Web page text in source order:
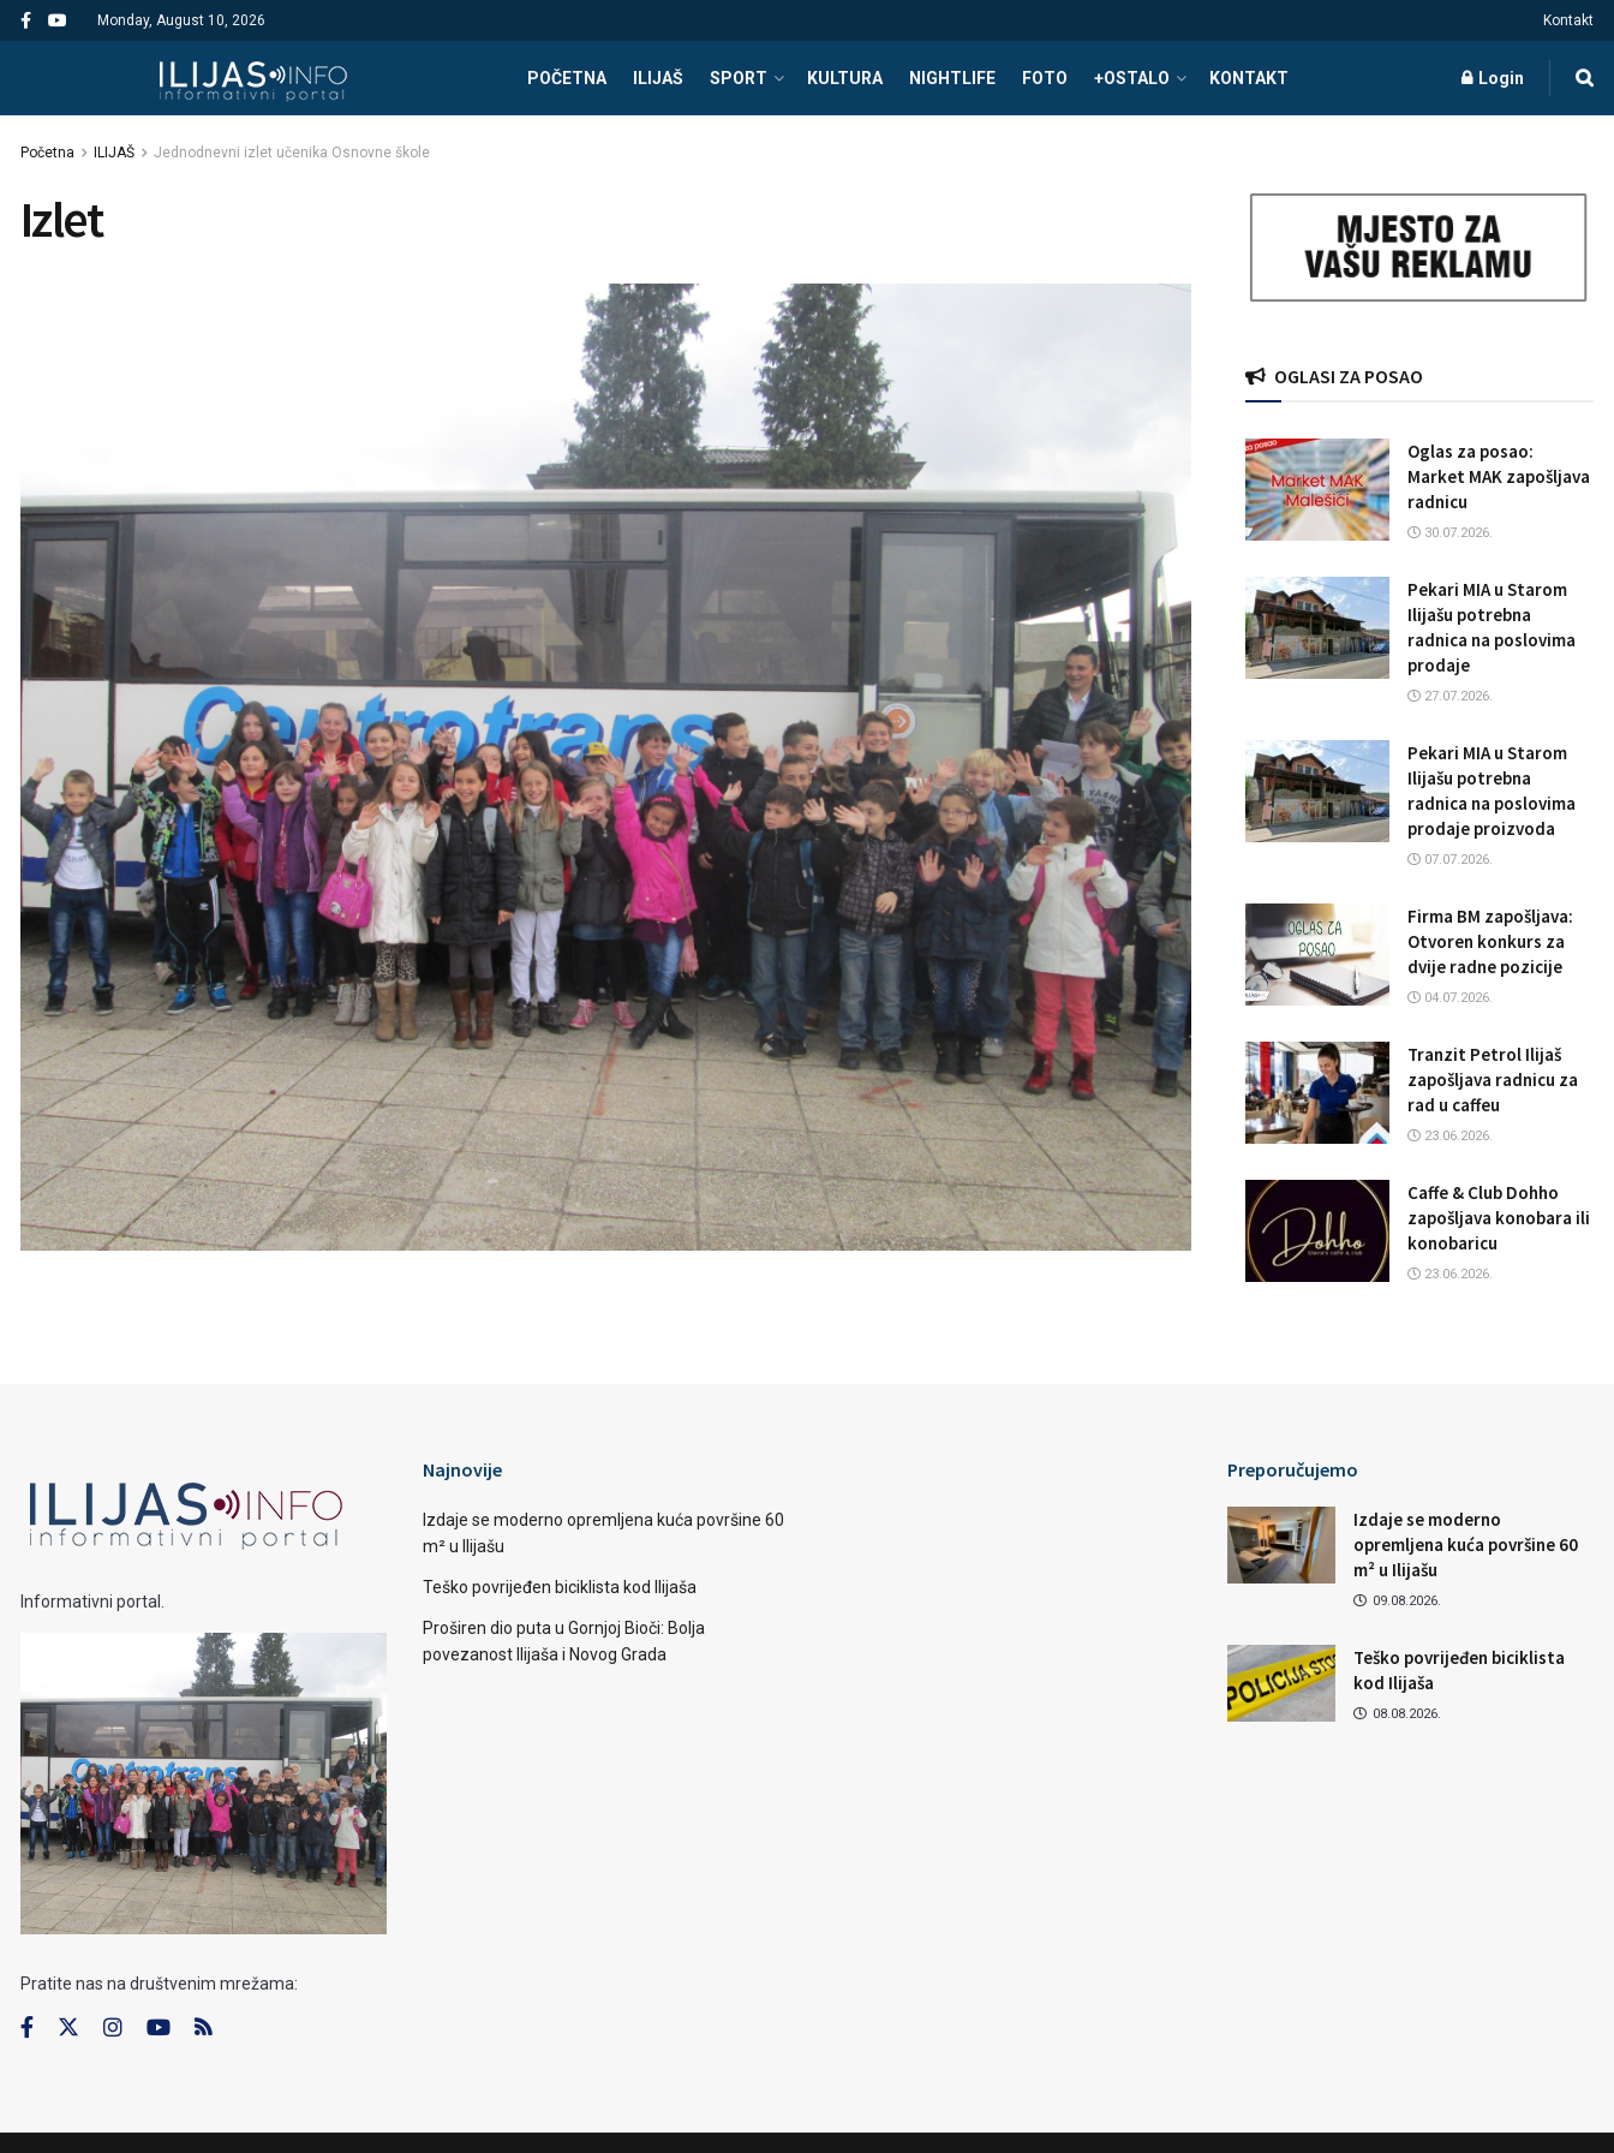
Monday, August 10, 2026 Kontakt
POČETNA ILIJAŠ SPORT KULTURA NIGHTLIFE FOTO +OSTALO KONTAKT Login
Početna ILIJAŠ Jednodnevni izlet učenika Osnovne škole
Izlet
OGLASI ZA POSAO
Oglas za posao:
Market MAK zapošljava
radnicu
30.07.2026.
Pekari MIA u Starom
Ilijašu potrebna
radnica na poslovima
prodaje
27.07.2026.
Pekari MIA u Starom
Ilijašu potrebna
radnica na poslovima
prodaje proizvoda
07.07.2026.
Firma BM zapošljava:
Otvoren konkurs za
dvije radne pozicije
04.07.2026.
Tranzit Petrol Ilijaš
zapošljava radnicu za
rad u caffeu
23.06.2026.
Caffe & Club Dohho
zapošljava konobara ili
konobaricu
23.06.2026.
Informativni portal.
Pratite nas na društvenim mrežama:
Najnovije
Izdaje se moderno opremljena kuća površine 60
m² u Ilijašu
Teško povrijeđen biciklista kod Ilijaša
Proširen dio puta u Gornjoj Bioči: Bolja
povezanost Ilijaša i Novog Grada
Preporučujemo
Izdaje se moderno
opremljena kuća površine 60
m² u Ilijašu
09.08.2026.
Teško povrijeđen biciklista
kod Ilijaša
08.08.2026.